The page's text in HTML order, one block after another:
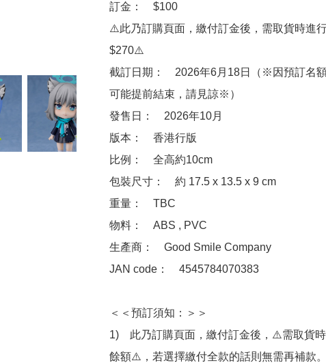
訂金：　$100
⚠️此乃訂購頁面，繳付訂金後，需取貨時進
$270⚠️
截訂日期：　2026年6月18日（※因預訂名
可能提前結束，請見諒※）
發售日：　2026年10月
版本：　香港行版
比例：　全高約10cm
包裝尺寸：　約 17.5 x 13.5 x 9 cm
重量：　TBC
物料：　ABS , PVC
生產商：　Good Smile Company
JAN code：　4545784070383
＜＜預訂須知：＞＞
1)　此乃訂購頁面，繳付訂金後，⚠️需取貨
餘額⚠️，若選擇繳付全款的話則無需再補款。